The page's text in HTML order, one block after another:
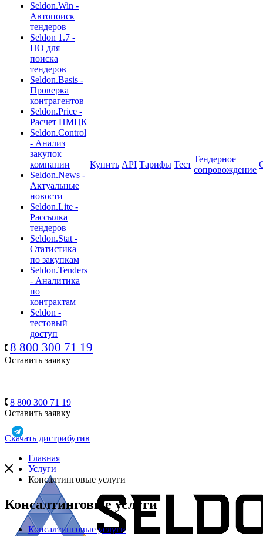
Seldon.Win -
Автопоиск
тендеров
Seldon 1.7 -
ПО для
поиска
тендеров
Seldon.Basis -
Проверка
контрагентов
Seldon.Price -
Расчет НМЦК
Seldon.Control
- Анализ
закупок
компании
Seldon.News -
Актуальные
новости
Seldon.Lite -
Рассылка
тендеров
Seldon.Stat -
Статистика
по закупкам
Seldon.Tenders
- Аналитика
по
контрактам
Seldon -
тестовый
доступ
Купить API Тарифы Тест
Тендерное
сопровождение
8 800 300 71 19
Оставить заявку
8 800 300 71 19
Оставить заявку
Скачать дистрибутив
Главная
Услуги
Консалтинговые услуги
Консалтинговые услуги
Консалтинговые услуги